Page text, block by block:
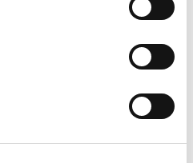
Dieci Zeus 40.8 jsou
stroje nebo možnosti